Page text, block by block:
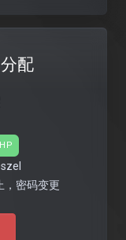
配
，密码变更